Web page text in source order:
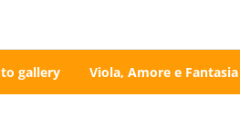
gallery Viola, Amore e Fantasia